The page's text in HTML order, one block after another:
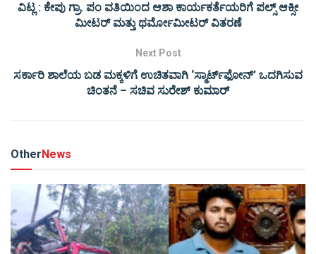
ವಿಟ್ಲ : ಕೇಪು ಗ್ರಾ. ಪಂ ವತಿಯಿಂದ ಆಶಾ ಕಾರ್ಯಕರ್ತೆಯರಿಗೆ ಪಲ್ಸ್ ಆಕ್ಸೀ
ಮೀಟರ್ ಮತ್ತು ಥರ್ಮೋಮೀಟರ್ ವಿತರಣೆ
Next Post
ಸರ್ಕಾರಿ ಶಾಲೆಯ ಬಡ ಮಕ್ಕಳಿಗೆ ಉಚಿತವಾಗಿ ‘ಸ್ಮಾರ್ಟ್‌ಫೋನ್‌’ ಒದಗಿಸುವ
ಚಿಂತನೆ – ಸಚಿವ ಸುರೇಶ್ ಕುಮಾರ್
Other News